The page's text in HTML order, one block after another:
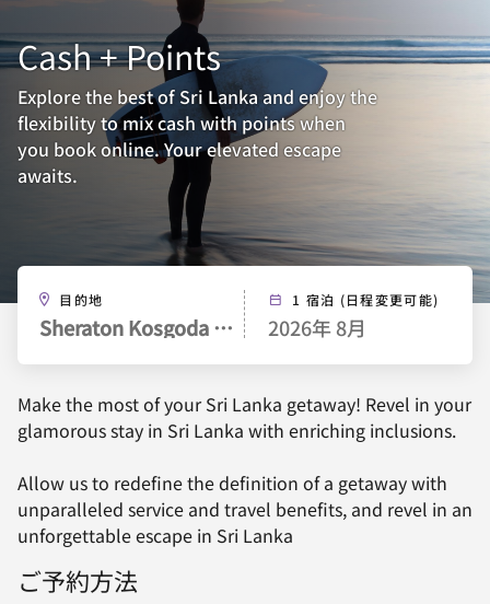
Cash + Points
Explore the best of Sri Lanka and enjoy the
flexibility to mix cash with points when
you book online. Your elevated escape
awaits.
目的地
Sheraton Kosgoda Turtle Beach Resort
1 宿泊 (日程変更可能)
2026年 8月
Make the most of your Sri Lanka getaway! Revel in your
glamorous stay in Sri Lanka with enriching inclusions.
Allow us to redefine the definition of a getaway with
unparalleled service and travel benefits, and revel in an
unforgettable escape in Sri Lanka
ご予約方法